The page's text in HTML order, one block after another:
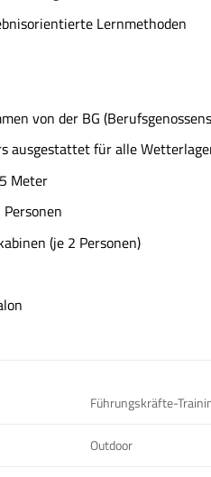
Lernmethoden
von der BG
ausgestattet für alle
Meter
(je 2 Personen)
Führungskräfte-
Outdoor